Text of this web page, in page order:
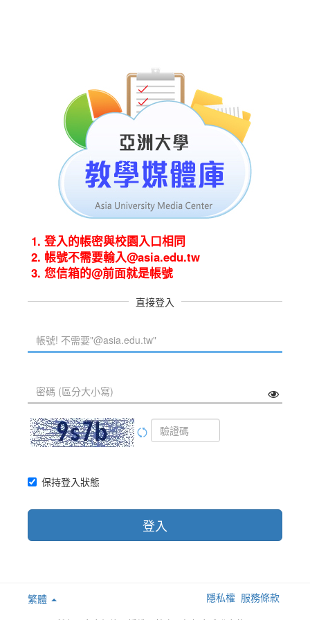
1. 登入的帳密與校園入口相同
2. 帳號不需要輸入@asia.edu.tw
3. 您信箱的@前面就是帳號
直接登入
保持登入狀態
登入
繁體 隱私權 服務條款